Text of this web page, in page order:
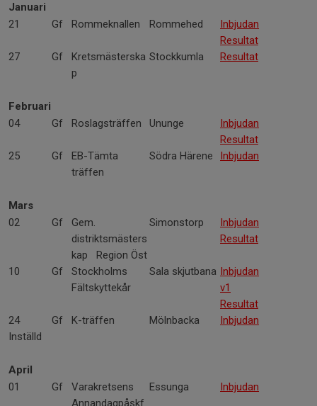
Januari
21
Gf Rommeknallen Rommehed
Inbjudan
Resultat
27
Gf
Kretsmästerska
p
Stockkumla Resultat
Februari
04
Gf Roslagsträffen Ununge
Inbjudan
Resultat
25
Gf
EB-Tämta
träffen
Södra Härene Inbjudan
Mars
02
Gf
Gem.
distriktsmästers
kap Region Öst
Simonstorp
Inbjudan
Resultat
10 Gf
Stockholms
Fältskyttekår
Sala skjutbana Inbjudan
v1
Resultat
24
Inställd
Gf K-träffen Mölnbacka Inbjudan
April
01
Gf
Varakretsens
Annandagpåskf
Essunga Inbjudan